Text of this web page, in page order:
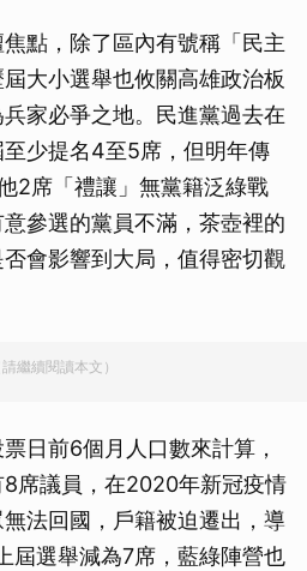
點，除了區內有號稱「民主
大小選舉也攸關高雄政治板
家必爭之地。民進黨過去在
少提名4至5席，但明年傳
2席「禮讓」無黨籍泛綠戰
參選的黨員不滿，茶壺裡的
會影響到大局，值得密切觀
繼續閱讀本文）
日前6個月人口數來計算，
席議員，在2020年新冠疫情
法回國，戶籍被迫遷出，導
屆選舉減為7席，藍綠陣營也